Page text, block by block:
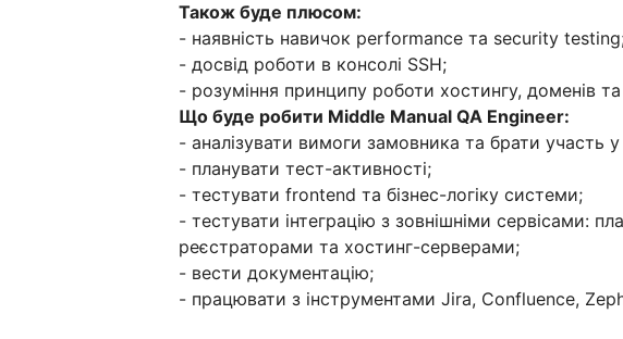
Також буде плюсом:
- наявність навичок performance та security
- досвід роботи в консолі SSH;
- розуміння принципу роботи хостингу, доменів та
Що буде робити Middle Manual QA Engineer:
- аналізувати вимоги замовника та брати участь у
- планувати тест-активності;
- тестувати frontend та бізнес-логіку системи;
- тестувати інтеграцію з зовнішніми сервісами:
реєстраторами та хостинг-серверами;
- вести документацію;
- працювати з інструментами Jira, Confluence,